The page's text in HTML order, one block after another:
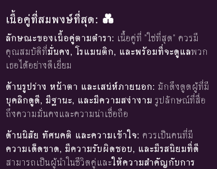
เนื้อคู่ที่สมพงษ์ที่สุด: 💑
ลักษณะของเนื้อคู่ตามตำรา: เนื้อคู่ที่ "ใช่ที่สุด" ควรมี
คุณสมบัติที่มั่นคง, โรแมนติก, และพร้อมที่จะดูแลพวก
เธอได้อย่างดีเยี่ยม
ด้านรูปร่าง หน้าตา และเสน่ห์ภายนอก: มักดึงดูดผู้ที่มี
บุคลิกดูดี, มีฐานะ, และมีความสง่างาม รูปลักษณ์ที่สื่อ
ถึงความมั่นคงและความน่าเชื่อถือ
ด้านนิสัย ทัศนคติ และความเข้าใจ: ควรเป็นคนที่มี
ความเด็ดขาด, มีความรับผิดชอบ, และมีรสนิยมที่ดี
สามารถเป็นผู้นำในชีวิตคู่และให้ความสำคัญกับการ